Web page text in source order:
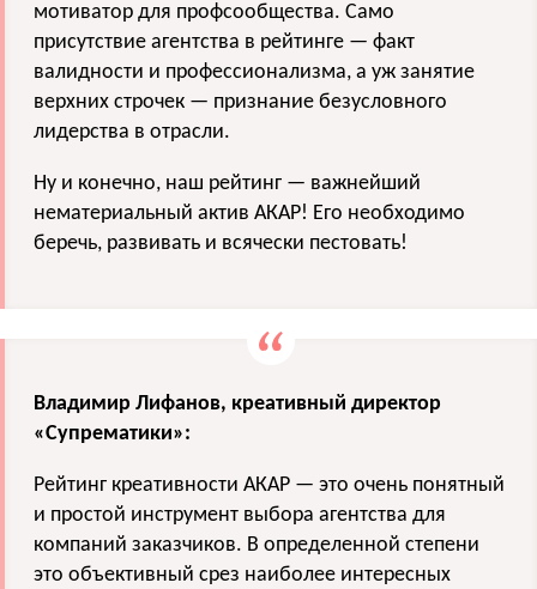
мотиватор для профсообщества. Само
присутствие агентства в рейтинге — факт
валидности и профессионализма, а уж занятие
верхних строчек — признание безусловного
лидерства в отрасли.
Ну и конечно, наш рейтинг — важнейший
нематериальный актив АКАР! Его необходимо
беречь, развивать и всячески пестовать!
Владимир Лифанов, креативный директор
«Супрематики»:
Рейтинг креативности АКАР — это очень понятный
и простой инструмент выбора агентства для
компаний заказчиков. В определенной степени
это объективный срез наиболее интересных